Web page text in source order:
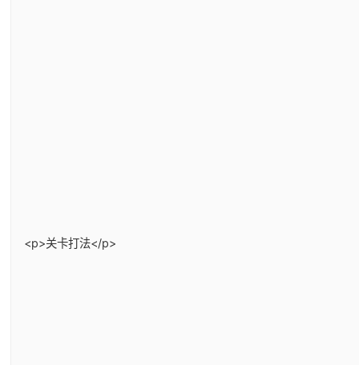
<p>关卡打法</p>